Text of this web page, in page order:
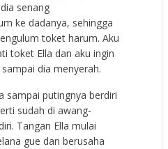
senang
ke dadanya, sehingga
toket harum. Aku
toket Ella dan aku ingin
dia menyerah.
sampai putingnya berdiri
sudah di awang-
Tangan Ella mulai
gue dan berusaha